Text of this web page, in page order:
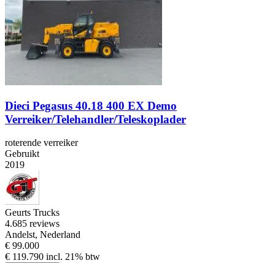
Dieci Pegasus 40.18 400 EX Demo
Verreiker/Telehandler/Teleskoplader
roterende verreiker
Gebruikt
2019
Geurts Trucks
4.685 reviews
Andelst, Nederland
€ 99.000
€ 119.790 incl. 21% btw